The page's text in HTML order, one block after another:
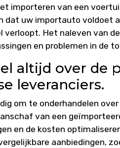
importeren van een
dat uw importauto voldoet
verloopt. Het naleven van
en problemen in de
altijd over de
leveranciers.
om te onderhandelen
van een
en de kosten
aanbiedingen,